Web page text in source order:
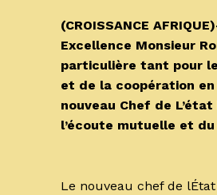
(CROISSANCE
Excellence Monsieur
particulière tant pour
et de la coopération
nouveau Chef de
l’écoute mutuelle et
Le nouveau chef de